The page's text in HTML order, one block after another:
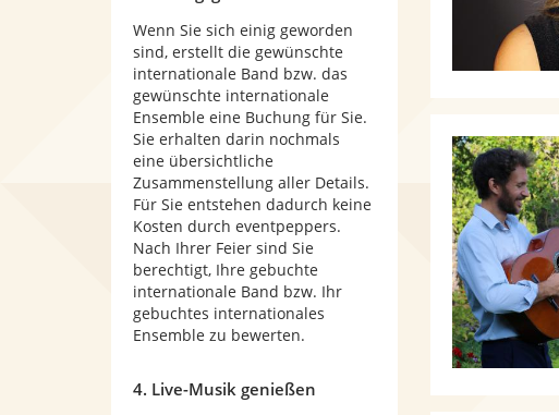
Wenn Sie sich einig geworden
sind, erstellt die gewünschte
internationale Band bzw. das
gewünschte internationale
Ensemble eine Buchung für Sie.
Sie erhalten darin nochmals
eine übersichtliche
Zusammenstellung aller Details.
Für Sie entstehen dadurch keine
Kosten durch eventpeppers.
Nach Ihrer Feier sind Sie
berechtigt, Ihre gebuchte
internationale Band bzw. Ihr
gebuchtes internationales
Ensemble zu bewerten.
4. Live-Musik genießen